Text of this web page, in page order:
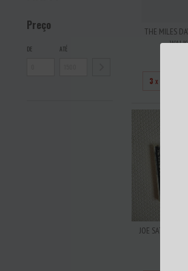
Preço
DE ATÉ
THE MILES
3 x de
JOE SATRIANI /